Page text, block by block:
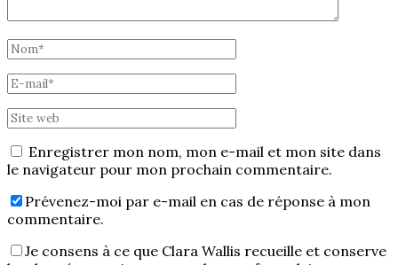
Enregistrer mon nom, mon e-mail et mon site dans
le navigateur pour mon prochain commentaire.
Prévenez-moi par e-mail en cas de réponse à mon
commentaire.
Je consens à ce que Clara Wallis recueille et conserve